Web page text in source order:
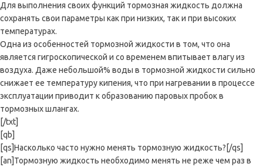
Для выполнения своих функций тормозная жидкость должна
сохранять свои параметры как при низких, так и при высоких
температурах.
Одна из особенностей тормозной жидкости в том, что она
является гигроскопической и со временем впитывает влагу из
воздуха. Даже небольшой% воды в тормозной жидкости сильно
снижает ее температуру кипения, что при нагревании в процессе
эксплуатации приводит к образованию паровых пробок в
тормозных шлангах.
[/txt]
[qb]
[qs]Насколько часто нужно менять тормозную жидкость?[/qs]
[an]Тормозную жидкость необходимо менять не реже чем раз в